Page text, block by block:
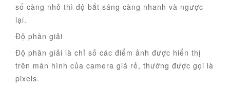
số càng nhỏ thì độ bắt sáng càng nhanh và ngược
lại.
Độ phân giải
Độ phân giải là chỉ số các điểm ảnh được hiển thị
trên màn hình của camera giá rẻ, thường được gọi là
pixels.